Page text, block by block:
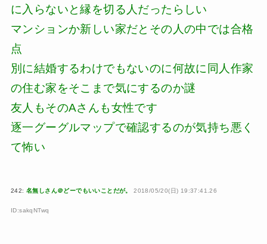
に入らないと縁を切る人だったらしい
マンションか新しい家だとその人の中では合格
点
別に結婚するわけでもないのに何故に同人作家
の住む家をそこまで気にするのか謎
友人もそのAさんも女性です
逐一グーグルマップで確認するのが気持ち悪く
て怖い
242: 名無しさん＠どーでもいいことだが。 2018/05/20(日) 19:37:41.26
ID:sakqNTwq